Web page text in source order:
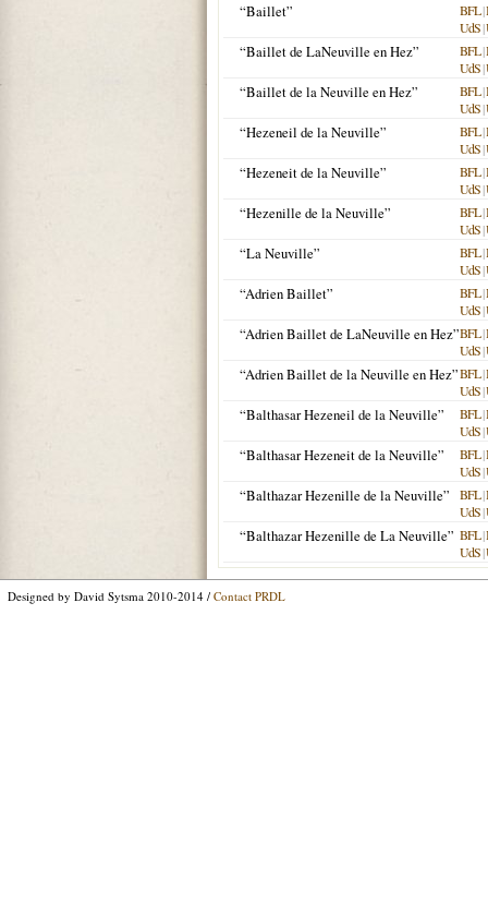
“Baillet”
BFL|
UdS|
“Baillet de LaNeuville en Hez” BFL|
UdS|
“Baillet de la Neuville en Hez” BFL|
UdS|
“Hezeneil de la Neuville” BFL|
UdS|
“Hezeneit de la Neuville” BFL|
UdS|
“Hezenille de la Neuville” BFL|
UdS|
“La Neuville” BFL|
UdS|
“Adrien Baillet” BFL|
UdS|
“Adrien Baillet de LaNeuville en Hez”BFL|
UdS|
“Adrien Baillet de la Neuville en Hez”BFL|
UdS|
“Balthasar Hezeneil de la Neuville” BFL|
UdS|
“Balthasar Hezeneit de la Neuville” BFL|
UdS|
“Balthazar Hezenille de la Neuville” BFL|
UdS|
“Balthazar Hezenille de La Neuville” BFL|
UdS|
Designed by David Sytsma 2010-2014 / Contact PRDL